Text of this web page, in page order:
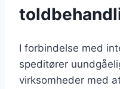
I forbindelse med
speditører
virksomheder med